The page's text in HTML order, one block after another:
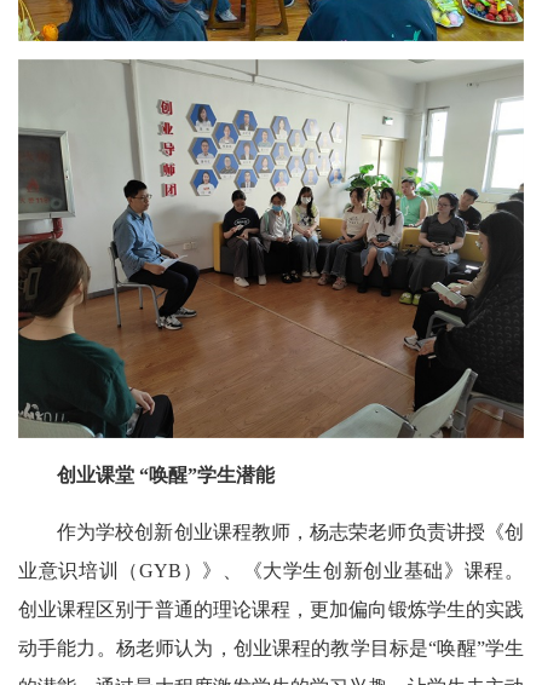
创业课堂 “唤醒”学生潜能
作为学校创新创业课程教师，杨志荣老师负责讲授《创
业意识培训（GYB）》、《大学生创新创业基础》课程。
创业课程区别于普通的理论课程，更加偏向锻炼学生的实践
动手能力。杨老师认为，创业课程的教学目标是“唤醒”学生